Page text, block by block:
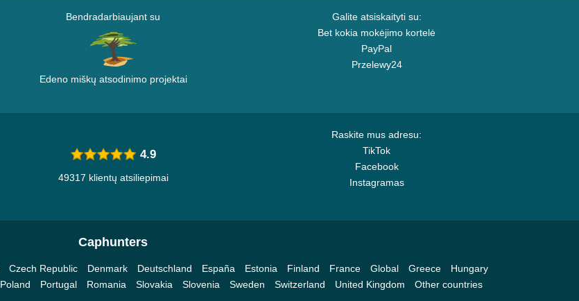
Bendradarbiaujant su
Edeno miškų atsodinimo projektai
Galite atsiskaityti su:
Bet kokia mokėjimo kortelė
PayPal
Przelewy24
Raskite mus adresu:
TikTok
Facebook
Instagramas
4.9
49317 klientų atsiliepimai
Caphunters
Czech Republic Denmark Deutschland España Estonia Finland France Global Greece
Hungary
Poland Portugal Romania Slovakia Slovenia Sweden Switzerland United Kingdom Other countries